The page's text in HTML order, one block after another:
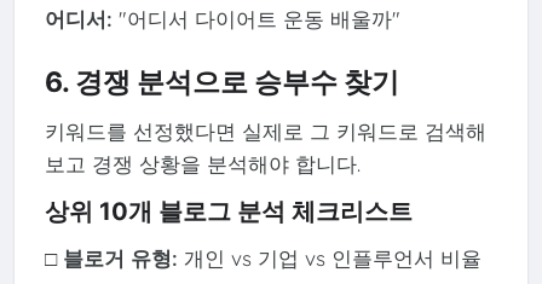
어디서: "어디서 다이어트 운동 배울까"
6. 경쟁 분석으로 승부수 찾기
키워드를 선정했다면 실제로 그 키워드로 검색해
보고 경쟁 상황을 분석해야 합니다.
상위 10개 블로그 분석 체크리스트
□ 블로거 유형: 개인 vs 기업 vs 인플루언서 비율